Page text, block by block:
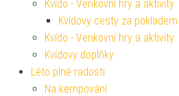
Kvído - Venkovní hry a aktivity
Kvídovy cesty za pokladem
Kvído - Venkovní hry a aktivity
Kvídovy doplňky
Léto plné radosti
Na kempování